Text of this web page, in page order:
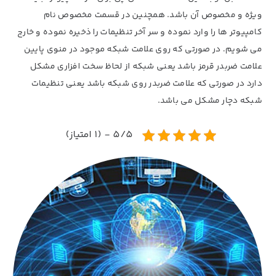
ویژه و مخصوص آن باشد. همچنین در قسمت مخصوص نام
کامپیوتر ها را وارد نموده و سر آخر تنظیمات را ذخیره نموده و خارج
می شویم. در صورتی که روی علامت شبکه موجود در منوی پایین
علامت ضربدر قرمز باشد یعنی شبکه از لحاظ سخت افزاری مشکل
دارد در صورتی که علامت ضربدر روی شبکه باشد یعنی تنظیمات
شبکه دچار مشکل می باشد.
5/5 - (1 امتیاز)